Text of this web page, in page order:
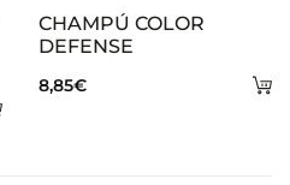
Añadir
CHAMPÚ COLOR
DEFENSE
8,85€